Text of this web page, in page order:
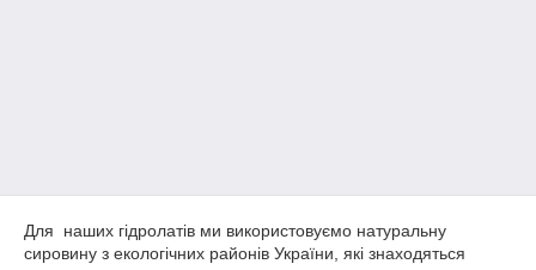
Для наших гідролатів ми використовуємо натуральну
сировину з екологічних районів України, які знаходяться